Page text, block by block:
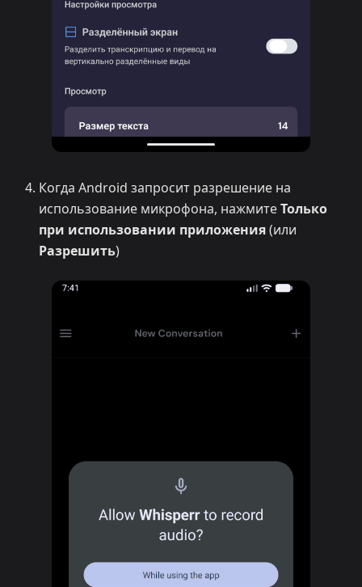
Когда Android запросит разрешение на
использование микрофона, нажмитеТолько
при использовании приложения(или
Разрешить)